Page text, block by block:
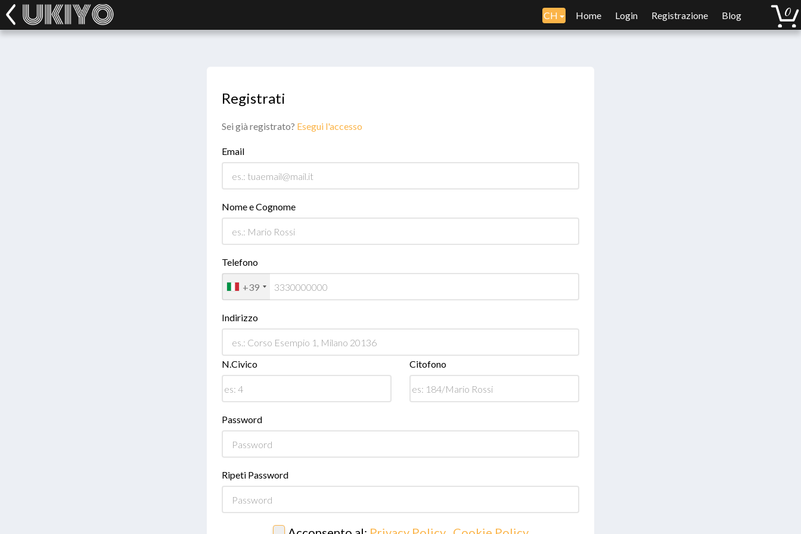
CH Home Login Registrazione Blog
Registrati
Sei già registrato? Esegui l'accesso
Email
Nome e Cognome
Telefono
+39
Indirizzo
N.Civico Citofono
Password
Ripeti Password